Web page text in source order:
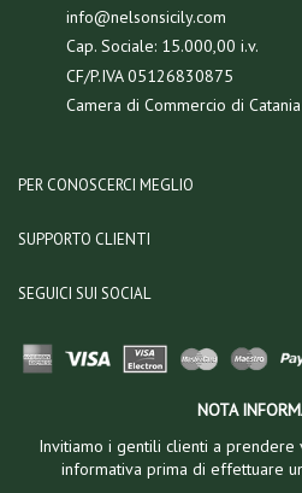
info@nelsonsicily.com
Cap. Sociale: 15.000,00 i.v.
CF/P.IVA 05126830875
Camera di Commercio di
PER CONOSCERCI MEGLIO
SUPPORTO CLIENTI
SEGUICI SUI SOCIAL
NOTA
Invitiamo i gentili clienti a
informativa prima di effettuare